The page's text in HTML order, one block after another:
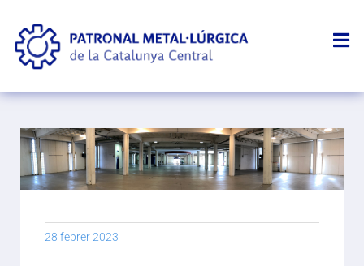
28 febrer 2023